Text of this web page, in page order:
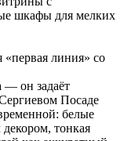
шкафы для мелких
«первая линия» со
— он задаёт
Посаде
белые
тонкая